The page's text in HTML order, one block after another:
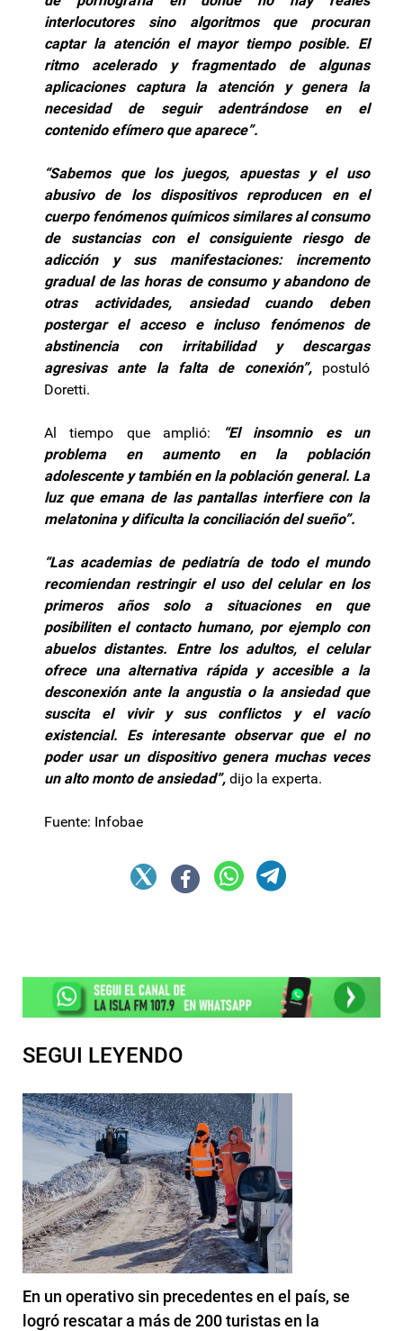
interlocutores sino algoritmos que procuran
captar la atención el mayor tiempo posible. El
ritmo acelerado y fragmentado de algunas
aplicaciones captura la atención y genera la
necesidad de seguir adentrándose en el
contenido efímero que aparece”.
“Sabemos que los juegos, apuestas y el uso
abusivo de los dispositivos reproducen en el
cuerpo fenómenos químicos similares al consumo
de sustancias con el consiguiente riesgo de
adicción y sus manifestaciones: incremento
gradual de las horas de consumo y abandono de
otras actividades, ansiedad cuando deben
postergar el acceso e incluso fenómenos de
abstinencia con irritabilidad y descargas
agresivas ante la falta de conexión”,postuló
Doretti.
Al tiempo que amplió:
“El insomnio es un
problema en aumento en la población
adolescente y también en la población general. La
luz que emana de las pantallas interfiere con la
melatonina y dificulta la conciliación del sueño”.
“Las academias de pediatría de todo el mundo
recomiendan restringir el uso del celular en los
primeros años solo a situaciones en que
posibiliten el contacto humano, por ejemplo con
abuelos distantes. Entre los adultos, el celular
ofrece una alternativa rápida y accesible a la
desconexión ante la angustia o la ansiedad que
suscita el vivir y sus conflictos y el vacío
existencial. Es interesante observar que el no
poder usar un dispositivo genera muchas veces
un alto monto de ansiedad”, dijo la experta.
Fuente: Infobae
SEGUI LEYENDO
En un operativo sin precedentes en el país, se
logró rescatar a más de 200 turistas en la